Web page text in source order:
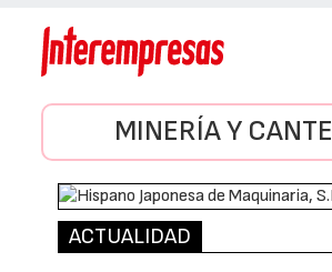
MINERÍA Y
ACTUALIDAD